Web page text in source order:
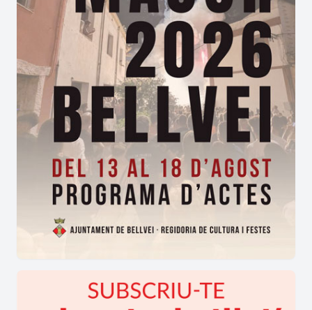
de la localitat?
El gruix de les celebracions se situa
tradicionalment durant elmes d'agost , omplint la
vila d'una lúdic passió en ple estiu.
Així mateix, el públic fidel es demana quins actes
infantils i comunals serveixen per activar la
gresca a
les Ventoses
a cada nova edició.
L'atenció es concentra en la gran festa de
l'escuma, els campionats de botifarra, els jocs de
fusta i el castell inflable que acompanyen la
celebració ales Ventoses.